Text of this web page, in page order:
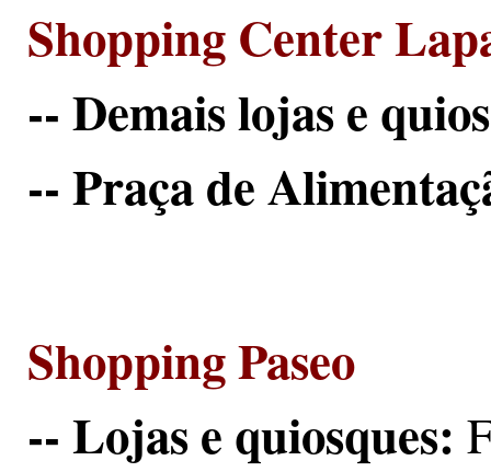
Shopping Center
-- Demais lojas e
-- Praça de
Shopping Paseo
-- Lojas e quiosques: